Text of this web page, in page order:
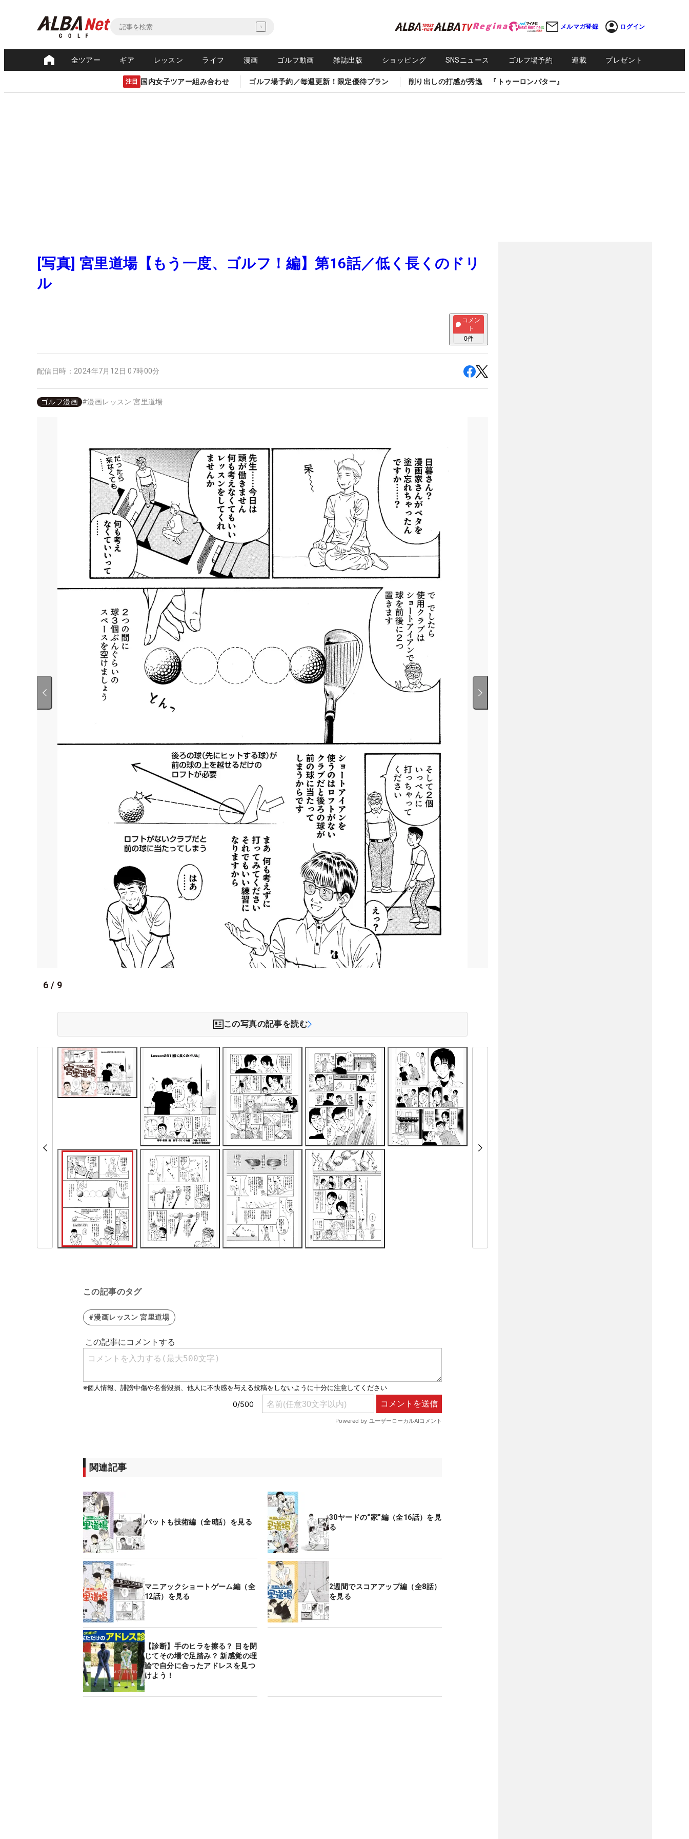
メルマガ登録 ログイン
全ツアー ギア レッスン ライフ 漫画 ゴルフ動画 雑誌出版 ショッピング SNSニュース ゴルフ場予約 連載 プレゼント
注目 国内女子ツアー組み合わせ ゴルフ場予約／毎週更新！限定優待プラン 削り出しの打感が秀逸 『トゥーロンパター』
[写真] 宮里道場【もう一度、ゴルフ！編】第16話／低く長くのドリ
ル
コメン
ト
0件
配信日時： 2024年7月12日 07時00分
ゴルフ漫画 #漫画レッスン 宮里道場
6 / 9
この写真の記事を読む
この記事のタグ
#漫画レッスン 宮里道場
関連記事
パットも技術編（全8話）を見る
30ヤードの“家”編（全16話）を見
る
マニアックショートゲーム編（全
12話）を見る
2週間でスコアアップ編（全8話）
を見る
【診断】手のヒラを擦る？ 目を閉
じてその場で足踏み？ 新感覚の理
論で自分に合ったアドレスを見つ
けよう！